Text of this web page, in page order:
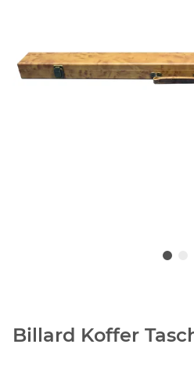
Billard Koffer